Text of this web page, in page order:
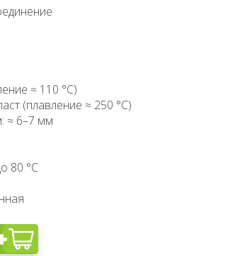
≈ 110 °C)
(плавление ≈ 250 °C)
≈ 6–7 мм
80 °C